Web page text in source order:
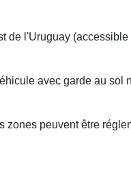
l'Uruguay
avec garde au sol
peuvent être